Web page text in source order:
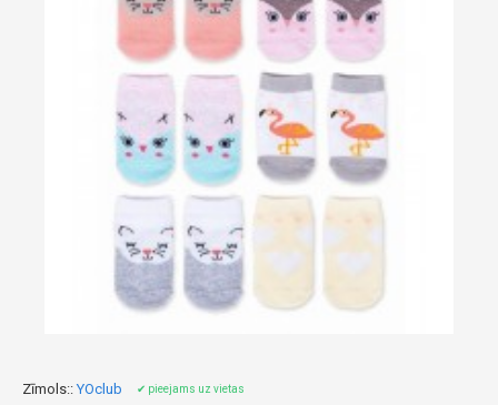
Zīmols:: YOclub ✔ pieejams uz vietas